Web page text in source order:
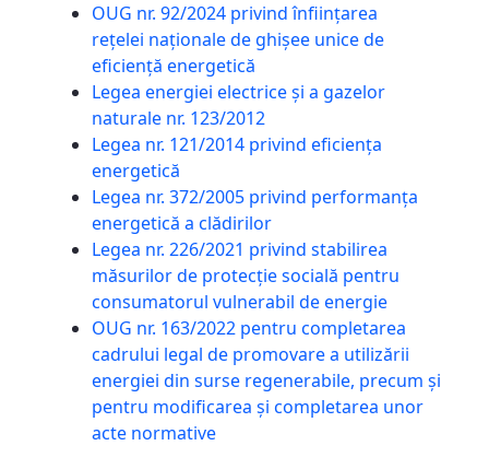
OUG nr. 92/2024 privind înfiinţarea
reţelei naţionale de ghişee unice de
eficienţă energetică
Legea energiei electrice şi a gazelor
naturale nr. 123/2012
Legea nr. 121/2014 privind eficienţa
energetică
Legea nr. 372/2005 privind performanţa
energetică a clădirilor
Legea nr. 226/2021 privind stabilirea
măsurilor de protecţie socială pentru
consumatorul vulnerabil de energie
OUG nr. 163/2022 pentru completarea
cadrului legal de promovare a utilizării
energiei din surse regenerabile, precum şi
pentru modificarea şi completarea unor
acte normative